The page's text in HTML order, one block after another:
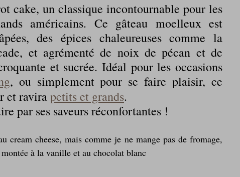
Courges, cucurbitacées cuisine des fleurs
- glaces - pâtisserie Finger food, snack Foire au vin
- buffet - Verrines Gâteau d'anniversaire
cake, un classique incontournable pour les
américains. Ce gâteau moelleux est
des épices chaleureuses comme la
et agrémenté de noix de pécan et de
et sucrée. Idéal pour les occasions
et ravira petits et grands.
par ses saveurs réconfortantes !
cream cheese, mais comme je ne mange pas de fromage,
à la vanille et au chocolat blanc